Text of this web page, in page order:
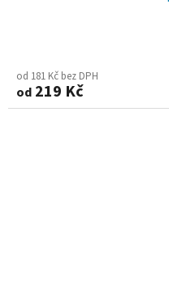
od 181 Kč bez DPH
od 219 Kč